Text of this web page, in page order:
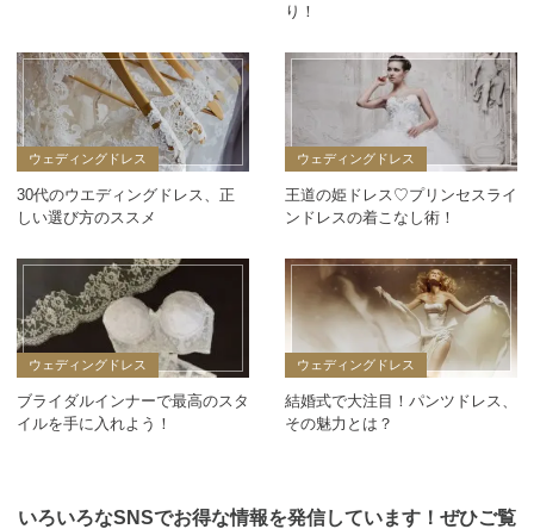
り！
ウェディングドレス
30代のウエディングドレス、正
しい選び方のススメ
ウェディングドレス
王道の姫ドレス♡プリンセスライ
ンドレスの着こなし術！
ウェディングドレス
ブライダルインナーで最高のスタ
イルを手に入れよう！
ウェディングドレス
結婚式で大注目！パンツドレス、
その魅力とは？
いろいろなSNSでお得な情報を発信しています！ぜひご覧